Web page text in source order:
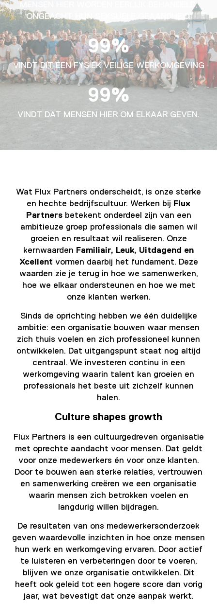
MENSEN HIER WORDEN EERLIJK BEHANDELD,
ONGEACHT HUN SEKSUELE GEAARDHEID.
99%
VINDT DIT EEN FYSIEK VEILIGE WERKOMGEVING
99%
VINDT DAT MENSEN HIER OM ELKAAR GEVEN.
Wat Flux Partners onderscheidt, is onze sterke
en hechte bedrijfscultuur. Werken bij Flux
Partnersbetekent onderdeel zijn van een
ambitieuze groep professionals die samen wil
groeien en resultaat wil realiseren. Onze
kernwaarden Familiair, Leuk, Uitdagend en
Xcellent vormen daarbij het fundament. Deze
waarden zie je terug in hoe we samenwerken,
hoe we elkaar ondersteunen en hoe we met
onze klanten werken.
Sinds de oprichting hebben we één duidelijke
ambitie: een organisatie bouwen waar mensen
zich thuis voelen en zich professioneel kunnen
ontwikkelen. Dat uitgangspunt staat nog altijd
centraal. We investeren continu in een
werkomgeving waarin talent kan groeien en
professionals het beste uit zichzelf kunnen
halen.
Culture shapes growth
Flux Partners is een cultuurgedreven organisatie
met oprechte aandacht voor mensen. Dat geldt
voor onze medewerkers én voor onze klanten.
Door te bouwen aan sterke relaties, vertrouwen
en samenwerking creëren we een organisatie
waarin mensen zich betrokken voelen en
langdurig willen bijdragen.
De resultaten van ons medewerkersonderzoek
geven waardevolle inzichten in hoe onze mensen
hun werk en werkomgeving ervaren. Door actief
te luisteren en verbeteringen door te voeren,
blijven we onze organisatie ontwikkelen. Dit
heeft ook geleid tot een hogere score dan vorig
jaar, wat bevestigt dat onze aanpak werkt.